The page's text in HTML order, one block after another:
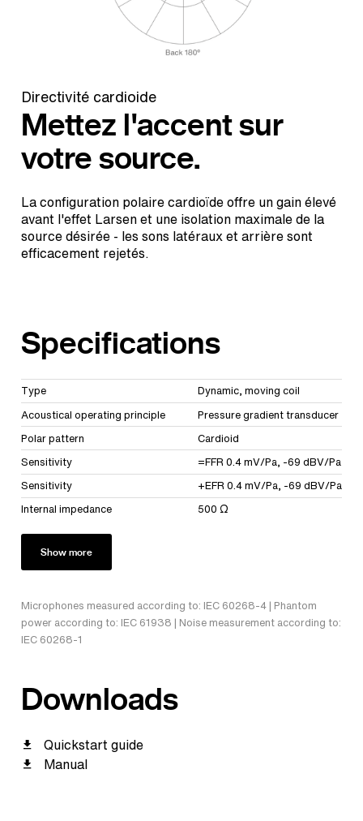
Directivité cardioide
Mettez l'accent sur
votre source.
La configuration polaire cardioïde offre un gain élevé
avant l'effet Larsen et une isolation maximale de la
source désirée - les sons latéraux et arrière sont
efficacement rejetés.
Specifications
Type
Dynamic, moving coil
Acoustical operating principle
Pressure gradient transducer
Polar pattern
Cardioid
Sensitivity
=FFR 0.4 mV/Pa, -69 dBV/Pa
Sensitivity
+EFR 0.4 mV/Pa, -69 dBV/Pa
Internal impedance
500 Ω
Show more
Microphones measured according to: IEC 60268-4 | Phantom
power according to: IEC 61938 | Noise measurement according to:
IEC 60268-1
Downloads
Quickstart guide
Manual